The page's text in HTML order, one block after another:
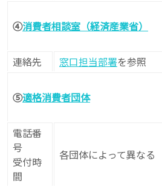
④消費者相談室（経済産業省）
連絡先 窓口担当部署を参照
⑤適格消費者団体
電話番
号
受付時
間
各団体によって異なる